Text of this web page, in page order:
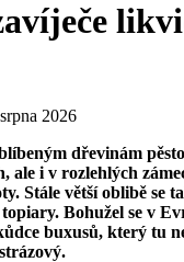
2026
dřevinám
ale i v rozlehlých
Stále větší oblibě se
Bohužel se v
buxusů, který tu